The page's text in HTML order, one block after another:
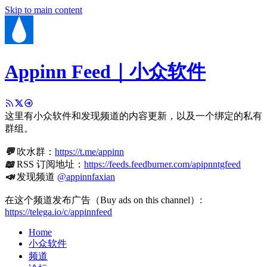
Skip to main content
Appinn Feed｜小众软件
这里有小众软件和发现频道的内容更新，以及一个绑定的私有
群组。
💬吹水群： https://t.me/appinn
📖RSS 订阅地址： https://feeds.feedburner.com/apipnntgfeed
📣发现频道 @appinnfaxian
在这个频道发布广告（Buy ads on this channel）:
https://telega.io/c/appinnfeed
Home
小众软件
频道